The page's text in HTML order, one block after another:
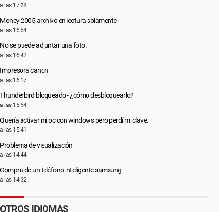
a las 17:28
Money 2005 archivo en lectura solamente
a las 16:54
No se puede adjuntar una foto.
a las 16:42
Impresora canon
a las 16:17
Thunderbird bloqueado - ¿cómo desbloquearlo?
a las 15:54
Quería activar mi pc con windows pero perdí mi clave.
a las 15:41
Problema de visualización
a las 14:44
Compra de un teléfono inteligente samsung
a las 14:32
OTROS IDIOMAS